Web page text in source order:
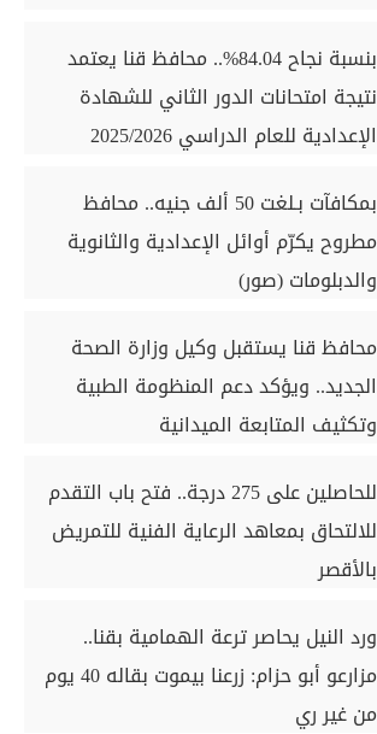
بنسبة نجاح 84.04%.. محافظ قنا يعتمد
نتيجة امتحانات الدور الثاني للشهادة
الإعدادية للعام الدراسي 2025/2026
بمكافآت بـلغت 50 ألف جنيه.. محافظ
مطروح يكرّم أوائل الإعدادية والثانوية
والدبلومات (صور)
محافظ قنا يستقبل وكيل وزارة الصحة
الجديد.. ويؤكد دعم المنظومة الطبية
وتكثيف المتابعة الميدانية
للحاصلين على 275 درجة.. فتح باب التقدم
للالتحاق بمعاهد الرعاية الفنية للتمريض
بالأقصر
ورد النيل يحاصر ترعة الهمامية بقنا..
مزارعو أبو حزام: زرعنا بيموت بقاله 40 يوم
من غير ري